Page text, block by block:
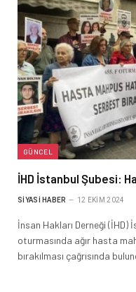
GÜNCEL
İHD İstanbul Şubesi:
SIYASI HABER 12 EKIM 2024
İnsan Hakları Derneği (İHD)
oturmasında ağır hasta
bırakılması çağrısında